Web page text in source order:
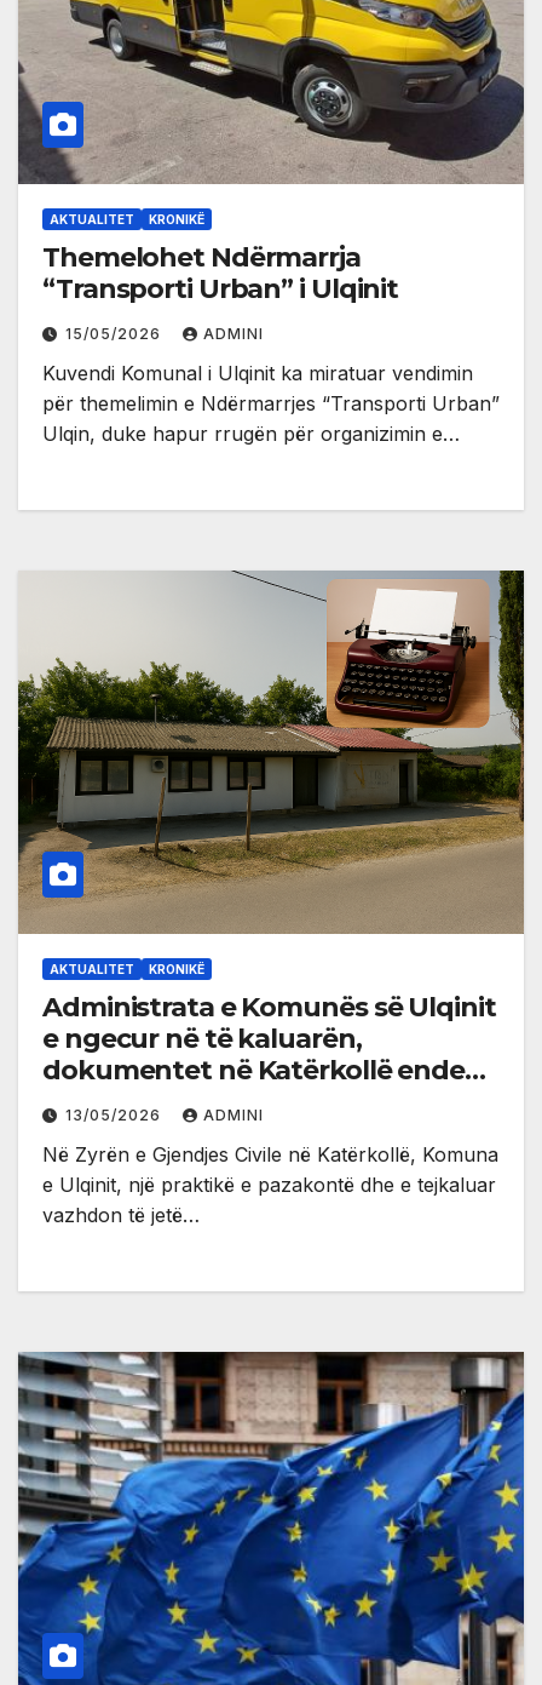
AKTUALITET KRONIKË
Themelohet Ndërmarrja
“Transporti Urban” i Ulqinit
15/05/2026 ADMINI
Kuvendi Komunal i Ulqinit ka miratuar vendimin
për themelimin e Ndërmarrjes “Transporti Urban”
Ulqin, duke hapur rrugën për organizimin e…
AKTUALITET KRONIKË
Administrata e Komunës së Ulqinit
e ngecur në të kaluarën,
dokumentet në Katërkollë ende
me makinë shkrimi
13/05/2026 ADMINI
Në Zyrën e Gjendjes Civile në Katërkollë, Komuna
e Ulqinit, një praktikë e pazakontë dhe e tejkaluar
vazhdon të jetë…